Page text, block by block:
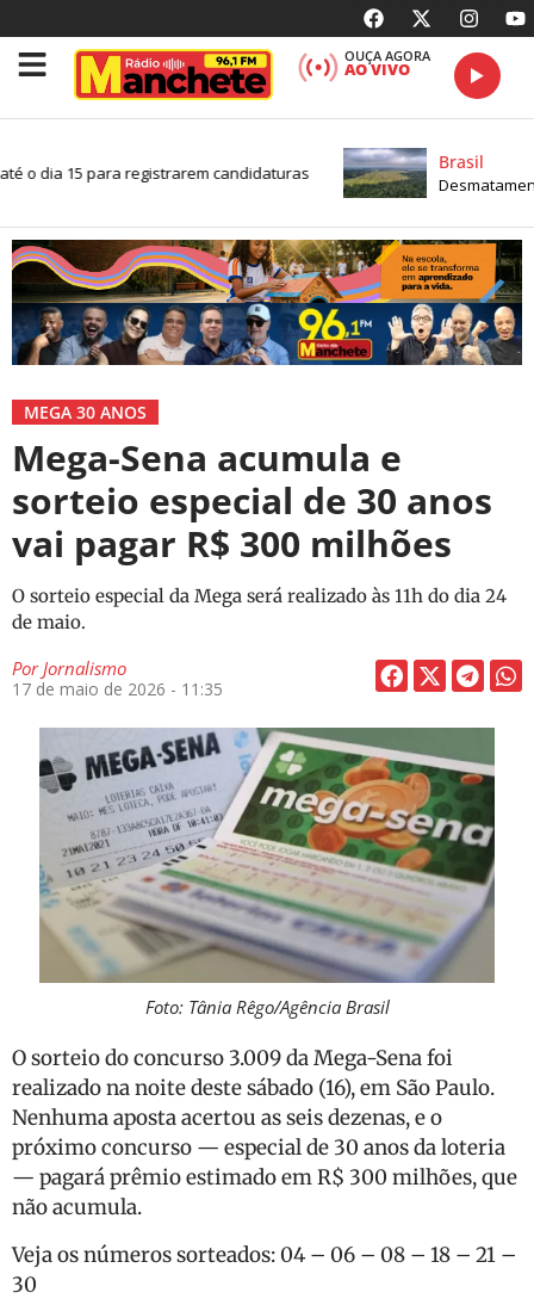
OUÇA AGORA
AO VIVO
o dia 15 para registrarem candidaturas
Brasil
MEGA 30 ANOS
Mega-Sena acumula e
sorteio especial de 30 anos
vai pagar R$ 300 milhões
O sorteio especial da Mega será realizado às 11h do dia 24
de maio.
PorJornalismo
17 de maio de 2026 - 11:35
Foto: Tânia Rêgo/Agência Brasil
O sorteio do concurso 3.009 da Mega-Sena foi
realizado na noite deste sábado (16), em São Paulo.
Nenhuma aposta acertou as seis dezenas, e o
próximo concurso — especial de 30 anos da loteria
— pagará prêmio estimado em R$ 300 milhões, que
não acumula.
Veja os números sorteados: 04 – 06 – 08 – 18 – 21 –
30